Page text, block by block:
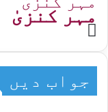
مہر کنزیٰ
Website
جواب دیں